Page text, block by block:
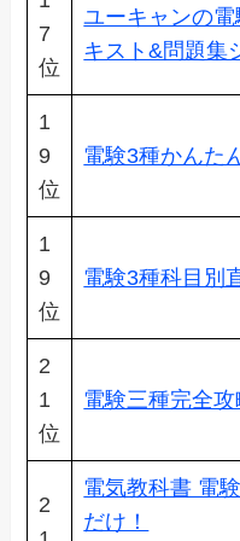
7
位
ユーキャンの
キスト&問題集
1
9
位
電験3種かんた
1
9
位
電験3種科目別
2
1
位
電験三種完全攻
2
電気教科書 電
だけ！